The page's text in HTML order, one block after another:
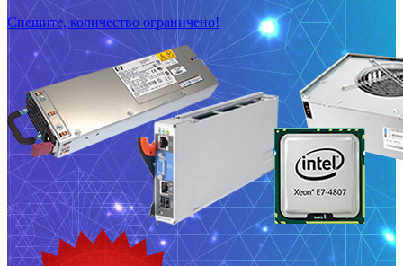
Спешите, количество ограничено!